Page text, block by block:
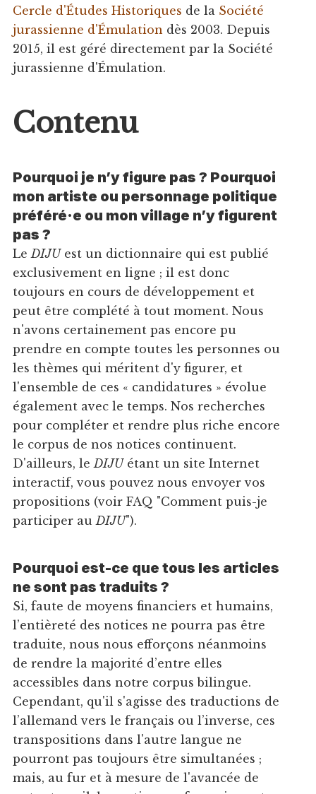
Cercle d'Études Historiques de la Société
jurassienne d'Émulation dès 2003. Depuis
2015, il est géré directement par la Société
jurassienne d'Émulation.
Contenu
Pourquoi je n’y figure pas ? Pourquoi
mon artiste ou personnage politique
préféré·e ou mon village n’y figurent
pas ?
LeDIJUest un dictionnaire qui est publié
exclusivement en ligne ; il est donc
toujours en cours de développement et
peut être complété à tout moment. Nous
n'avons certainement pas encore pu
prendre en compte toutes les personnes ou
les thèmes qui méritent d'y figurer, et
l'ensemble de ces « candidatures » évolue
également avec le temps. Nos recherches
pour compléter et rendre plus riche encore
le corpus de nos notices continuent.
D'ailleurs, leDIJUétant un site Internet
interactif, vous pouvez nous envoyer vos
propositions (voir FAQ "Comment puis-je
participer auDIJU").
Pourquoi est-ce que tous les articles
ne sont pas traduits ?
Si, faute de moyens financiers et humains,
l’entièreté des notices ne pourra pas être
traduite, nous nous efforçons néanmoins
de rendre la majorité d’entre elles
accessibles dans notre corpus bilingue.
Cependant, qu'il s'agisse des traductions de
l’allemand vers le français ou l’inverse, ces
transpositions dans l'autre langue ne
pourront pas toujours être simultanées ;
mais, au fur et à mesure de l'avancée de